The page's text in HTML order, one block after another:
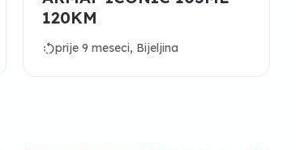
120KM
rotate_leftprije 9 meseci, Bijeljina